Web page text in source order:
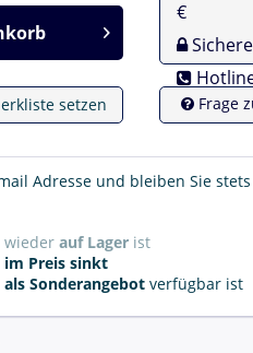
€
setzen Frage
Adresse und bleiben Sie
wiederauf Lager ist
im Preis sinkt
als Sonderangebot verfügbar ist